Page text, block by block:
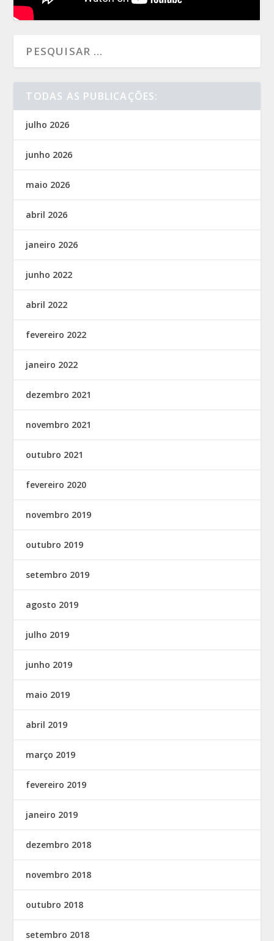
TODAS AS PUBLICAÇÕES:
julho 2026
junho 2026
maio 2026
abril 2026
janeiro 2026
junho 2022
abril 2022
fevereiro 2022
janeiro 2022
dezembro 2021
novembro 2021
outubro 2021
fevereiro 2020
novembro 2019
outubro 2019
setembro 2019
agosto 2019
julho 2019
junho 2019
maio 2019
abril 2019
março 2019
fevereiro 2019
janeiro 2019
dezembro 2018
novembro 2018
outubro 2018
setembro 2018